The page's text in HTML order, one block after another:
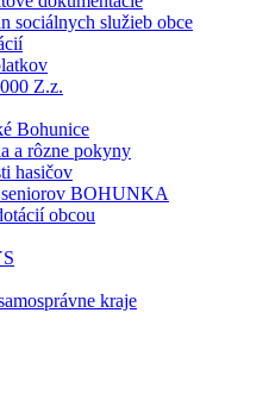
sociálnych služieb obce
Z.z.
Bohunice
a rôzne pokyny
hasičov
seniorov BOHUNKA
obcou
kraje